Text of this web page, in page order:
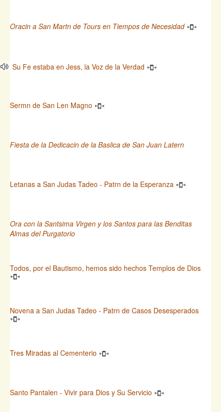
Oracin a San Martn de Tours en Tiempos de Necesidad
Su Fe estaba en Jess, la Voz de la Verdad
Sermn de San Len Magno
Fiesta de la Dedicacin de la Baslica de San Juan Latern
Letanas a San Judas Tadeo - Patrn de la Esperanza
Ora con la Santsima Virgen y los Santos para las Benditas
Almas del Purgatorio
Todos, por el Bautismo, hemos sido hechos Templos de Dios
Novena a San Judas Tadeo - Patrn de Casos Desesperados
Tres Miradas al Cementerio
Santo Pantalen - Vivir para Dios y Su Servicio